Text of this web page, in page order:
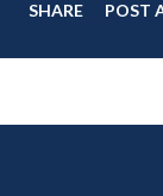
SHARE POST